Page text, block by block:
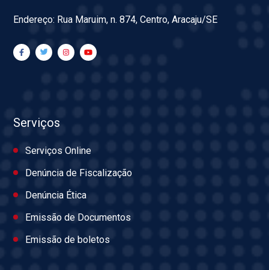
Endereço: Rua Maruim, n. 874, Centro, Aracaju/SE
Serviços
Serviços Online
Denúncia de Fiscalização
Denúncia Ética
Emissão de Documentos
Emissão de boletos